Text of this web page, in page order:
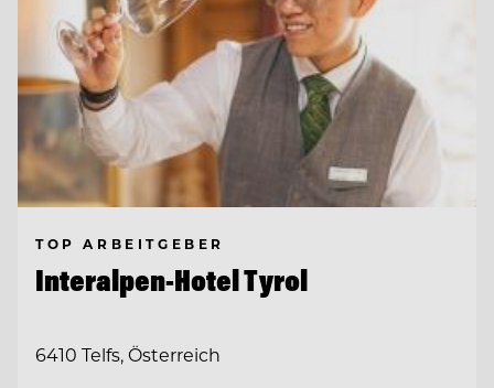
TOP ARBEITGEBER
Interalpen-Hotel Tyrol
6410 Telfs, Österreich